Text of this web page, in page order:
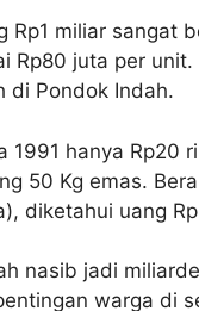
Rp1 miliar sangat
Rp80 juta per
di Pondok Indah.
1991 hanya Rp20
50 Kg emas.
diketahui uang
nasib jadi
warga di